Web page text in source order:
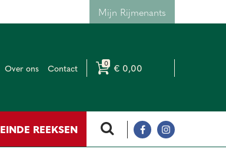
Mijn Rijmenants
Over ons Contact € 0,00
EINDE REEKSEN